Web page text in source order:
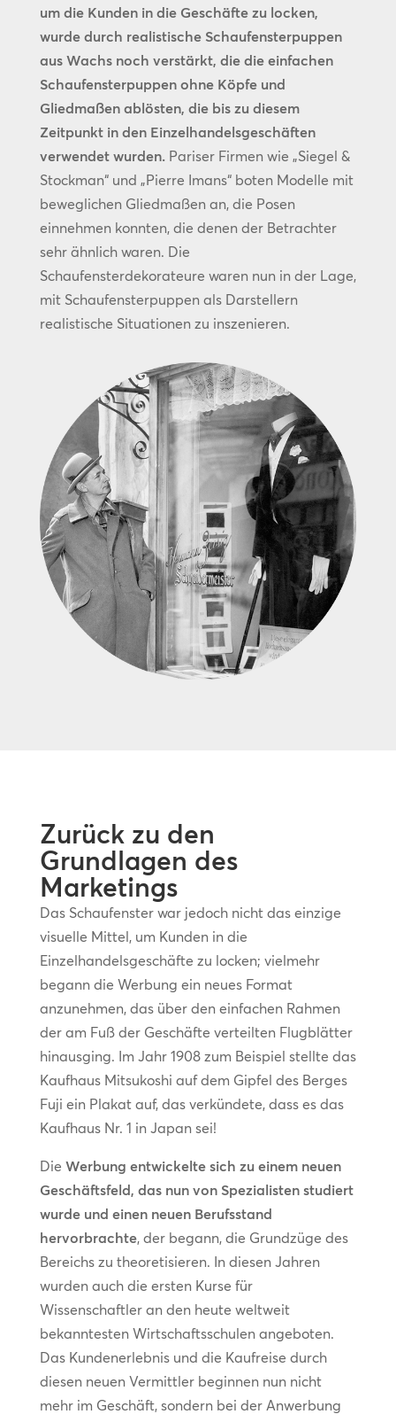
um die Kunden in die Geschäfte zu locken,
wurde durch realistische Schaufensterpuppen
aus Wachs noch verstärkt, die die einfachen
Schaufensterpuppen ohne Köpfe und
Gliedmaßen ablösten, die bis zu diesem
Zeitpunkt in den Einzelhandelsgeschäften
verwendet wurden.Pariser Firmen wie „Siegel &
Stockman“ und „Pierre Imans“ boten Modelle mit
beweglichen Gliedmaßen an, die Posen
einnehmen konnten, die denen der Betrachter
sehr ähnlich waren. Die
Schaufensterdekorateure waren nun in der Lage,
mit Schaufensterpuppen als Darstellern
realistische Situationen zu inszenieren.
Zurück zu den
Grundlagen des
Marketings
Das Schaufenster war jedoch nicht das einzige
visuelle Mittel, um Kunden in die
Einzelhandelsgeschäfte zu locken; vielmehr
begann die Werbung ein neues Format
anzunehmen, das über den einfachen Rahmen
der am Fuß der Geschäfte verteilten Flugblätter
hinausging. Im Jahr 1908 zum Beispiel stellte das
Kaufhaus Mitsukoshi auf dem Gipfel des Berges
Fuji ein Plakat auf, das verkündete, dass es das
Kaufhaus Nr. 1 in Japan sei!
Die Werbung entwickelte sich zu einem neuen
Geschäftsfeld, das nun von Spezialisten studiert
wurde und einen neuen Berufsstand
hervorbrachte, der begann, die Grundzüge des
Bereichs zu theoretisieren. In diesen Jahren
wurden auch die ersten Kurse für
Wissenschaftler an den heute weltweit
bekanntesten Wirtschaftsschulen angeboten.
Das Kundenerlebnis und die Kaufreise durch
diesen neuen Vermittler beginnen nun nicht
mehr im Geschäft, sondern bei der Anwerbung